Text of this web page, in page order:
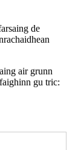
de
air grunn
gu tric: